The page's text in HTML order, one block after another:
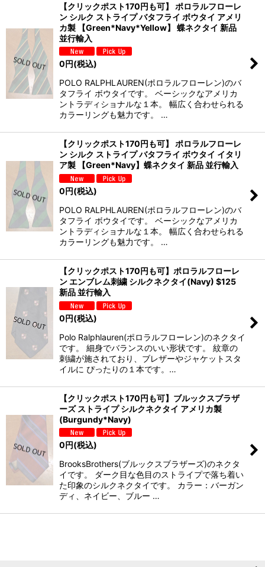
【クリックポスト170円も可】 ポロラルフローレ
ン シルク ストライプ バタフライ ボウタイ アメリ
カ製 【Green*Navy*Yellow】 蝶ネクタイ 新品
並行輸入
0円(税込)
POLO RALPHLAUREN(ポロラルフローレン)のバ
タフライ ボウタイです。 ベーシックなアメリカ
ントラディショナルな１本。 幅広く合わせられる
カラーリングも魅力です。 …
【クリックポスト170円も可】 ポロラルフローレ
ン シルク ストライプ バタフライ ボウタイ イタリ
ア製 【Green*Navy】蝶ネクタイ 新品 並行輸入
0円(税込)
POLO RALPHLAUREN(ポロラルフローレン)のバ
タフライ ボウタイです。 ベーシックなアメリカ
ントラディショナルな１本。 幅広く合わせられる
カラーリングも魅力です。 …
【クリックポスト170円も可】ポロラルフローレ
ン エンブレム刺繍 シルクネクタイ(Navy) $125
新品 並行輸入
0円(税込)
Polo Ralphlauren(ポロラルフローレン)のネクタイ
です。 細身でバランスのいい形状です。 紋章の
刺繍が施されており、ブレザーやジャケットスタ
イルに ぴったりの１本です。…
【クリックポスト170円も可】ブルックスブラザ
ーズ ストライプ シルクネクタイ アメリカ製
(Burgundy*Navy)
0円(税込)
BrooksBrothers(ブルックスブラザーズ)のネクタ
イです。 ダーク目な色目のストライプで落ち着い
た印象のシルクネクタイです。 カラー：バーガン
ディ、ネイビー、ブルー …